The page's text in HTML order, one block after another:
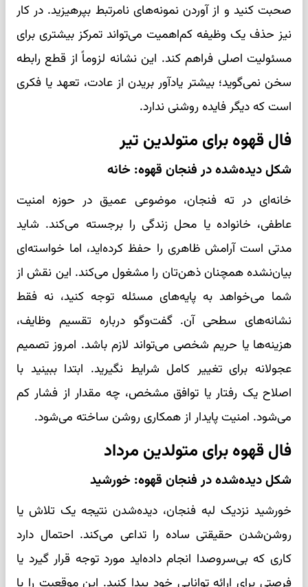
صحبت کنید و از آوردن نمونه‌های نامرتبط بپرهیزید. در کار
نیز حذف یک وظیفه کم‌اهمیت می‌تواند تمرکز بیشتری برای
مسئولیت اصلی فراهم کند. این نشانه لزوماً از قطع رابطه
سخن نمی‌گوید؛ بیشتر یادآور بریدن از عادت، تعهد یا فکری
است که دیگر فایده روشنی ندارد.
فال قهوه برای متولدین تیر
شکل دیده‌شده در فنجان قهوه: خانه
خانه‌ای در ته فنجان، موضوعی عمیق در حوزه امنیت
عاطفی، خانواده یا محل زندگی را برجسته می‌کند. شاید
مدتی است آرامش ظاهری را حفظ کرده‌اید، اما خواسته‌ای
بیان‌نشده همچنان ذهن‌تان را مشغول می‌کند. این نقش از
شما می‌خواهد به پایه‌های مسئله توجه کنید، نه فقط
نشانه‌های سطحی آن. گفت‌وگو درباره تقسیم وظایف،
هزینه‌ها یا حریم شخصی می‌تواند لازم باشد. امروز تصمیم
عجولانه برای تغییر کامل شرایط نگیرید. ابتدا ببینید با
اصلاح یک رفتار یا توافق مشخص، چه مقدار از فشار کم
می‌شود. امنیت پایدار از همکاری روشن ساخته می‌شود.
فال قهوه برای متولدین مرداد
شکل دیده‌شده در فنجان قهوه: خورشید
خورشید نزدیک لبه فنجان، دیده‌شدن نتیجه یک تلاش یا
روشن‌شدن حقیقتی ساده را تداعی می‌کند. احتمال دارد
کاری که بی‌سروصدا انجام داده‌اید مورد توجه قرار گیرد یا